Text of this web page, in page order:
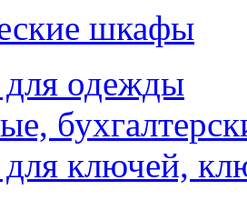
шкафы
одежды
ключей,